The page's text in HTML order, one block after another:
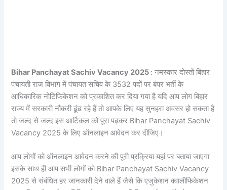
Bihar Panchayat Sachiv Vacancy 2025 : नमस्कार दोस्तों बिहार
पंचायती राज विभाग में पंचायत सचिव के 3532 पदों पर बंपर भर्ती के
आधिकारिक नोटिफिकेशन को प्रकाशित कर दिया गया है यदि आप लोग बिहार
राज्य में सरकारी नौकरी ढूंढ रहे हैं तो आपके लिए यह सुनहरा अवसर हो सकता है
तो जल्द से जल्द इस आर्टिकल को पूरा पढ़कर Bihar Panchayat Sachiv
Vacancy 2025 के लिए ऑनलाइन आवेदन कर दीजिए।
आप लोगों को ऑनलाइन आवेदन करने की पूरी प्रक्रिया यहां पर बताया जाएगा
इसके साथ ही आप सभी लोगों को Bihar Panchayat Sachiv Vacancy
2025 से संबंधित हर जानकारी देने वाले हैं जैसे कि एजुकेशन क्वालीफिकेशन